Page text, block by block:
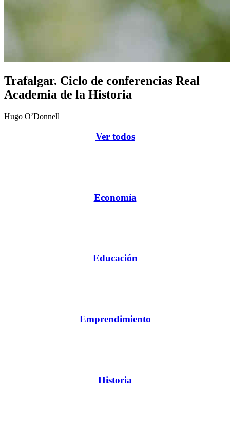
Trafalgar. Ciclo de conferencias Real
Academia de la Historia
Hugo O’Donnell
Ver todos
Economía
Educación
Emprendimiento
Historia